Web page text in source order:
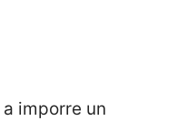
imporre un